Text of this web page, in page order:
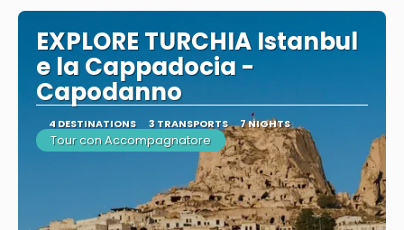
EXPLORE TURCHIA Istanbul
e la Cappadocia -
Capodanno
4 DESTINATIONS 3 TRANSPORTS 7 NIGHTS
Tour con Accompagnatore